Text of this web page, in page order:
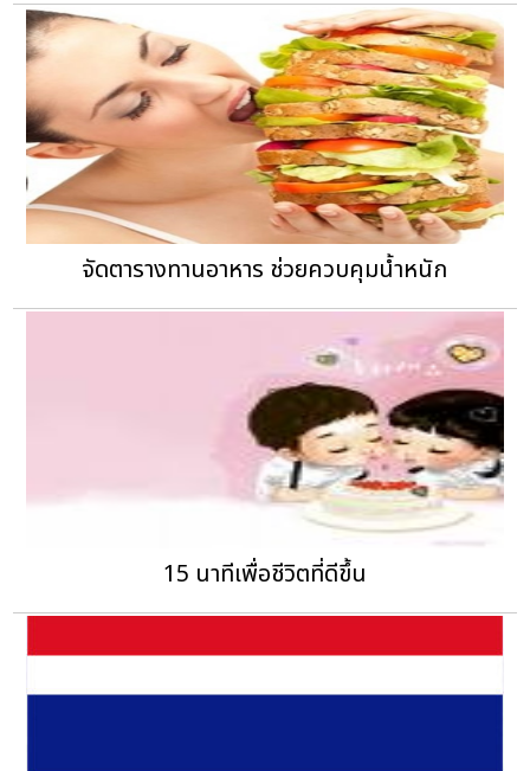
จัดตารางทานอาหาร ช่วยควบคุมน้ำหนัก
15 นาทีเพื่อชีวิตที่ดีขึ้น